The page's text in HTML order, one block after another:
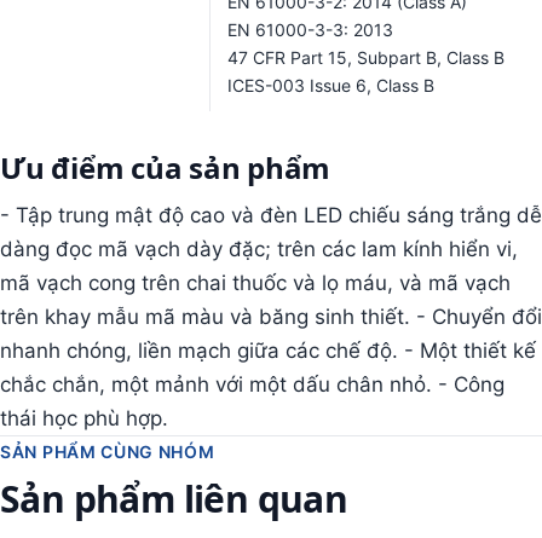
EN 61000-3-3: 2013
47 CFR Part 15, Subpart B, Class B
ICES-003 Issue 6, Class B
Ưu điểm của sản phẩm
- Tập trung mật độ cao và đèn LED chiếu sáng trắng dễ
dàng đọc mã vạch dày đặc; trên các lam kính hiển vi,
mã vạch cong trên chai thuốc và lọ máu, và mã vạch
trên khay mẫu mã màu và băng sinh thiết. - Chuyển đổi
nhanh chóng, liền mạch giữa các chế độ. - Một thiết kế
chắc chắn, một mảnh với một dấu chân nhỏ. - Công
thái học phù hợp.
SẢN PHẨM CÙNG NHÓM
Sản phẩm liên quan